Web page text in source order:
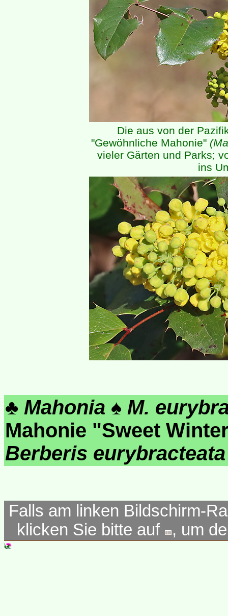
Die aus von der
"Gewöhnliche Mahonie"
vieler Gärten und Parks;
ins
♣ Mahonia ♠ M.
Mahonie "Sweet
Berberis eurybracteata
Falls am linken Bildschirm-
klicken Sie bitte auf
, um